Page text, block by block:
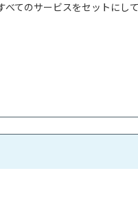
てのサービスをセットにし